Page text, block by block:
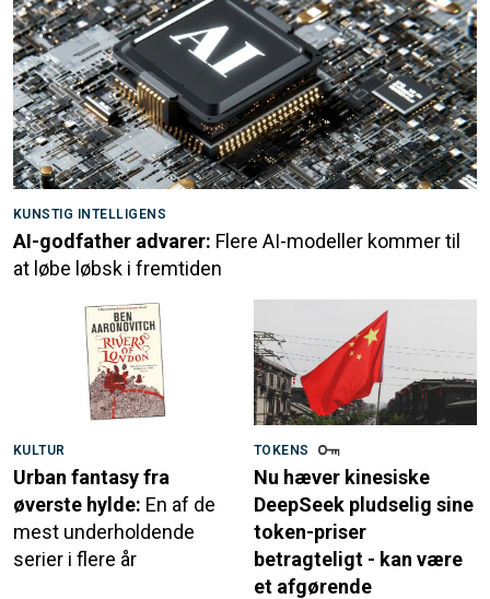
KUNSTIG INTELLIGENS
AI-godfather advarer: Flere AI-modeller kommer til
at løbe løbsk i fremtiden
KULTUR
Urban fantasy fra
øverste hylde: En af de
mest underholdende
serier i flere år
TOKENS
Nu hæver kinesiske
DeepSeek pludselig sine
token-priser
betragteligt - kan være
et afgørende